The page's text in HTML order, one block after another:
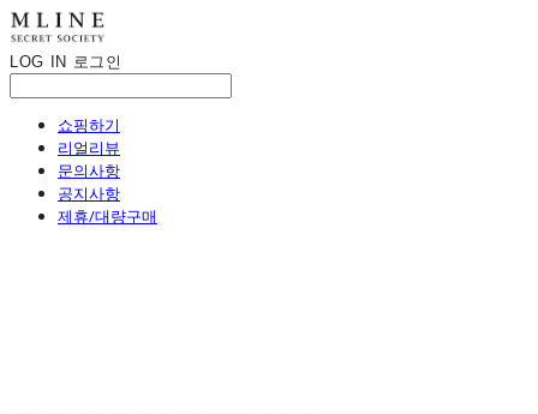
LOG IN 로그인
쇼핑하기
리얼리뷰
문의사항
공지사항
제휴/대량구매